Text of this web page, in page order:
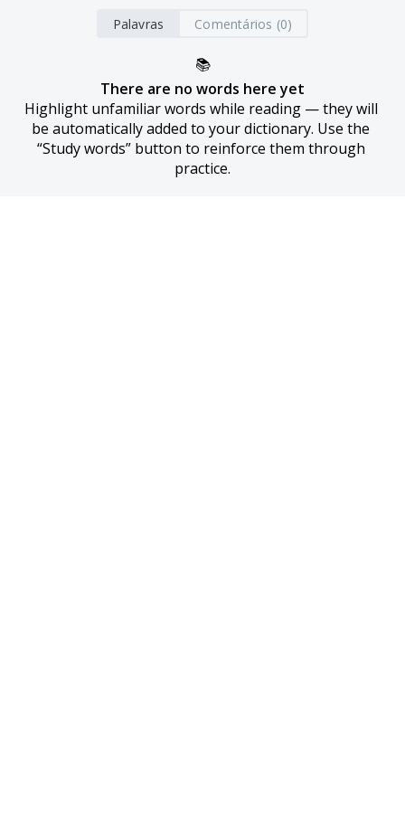
Palavras Comentários (0)
📚
There are no words here yet
Highlight unfamiliar words while reading — they will
be automatically added to your dictionary. Use the
“Study words” button to reinforce them through
practice.